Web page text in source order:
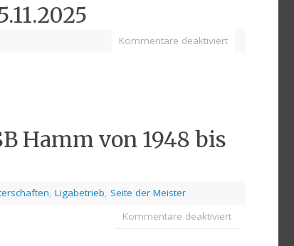
Kommentare deaktiviert
Hamm von 1948 bis
Ligabetrieb Seite der Meister
Kommentare deaktiviert